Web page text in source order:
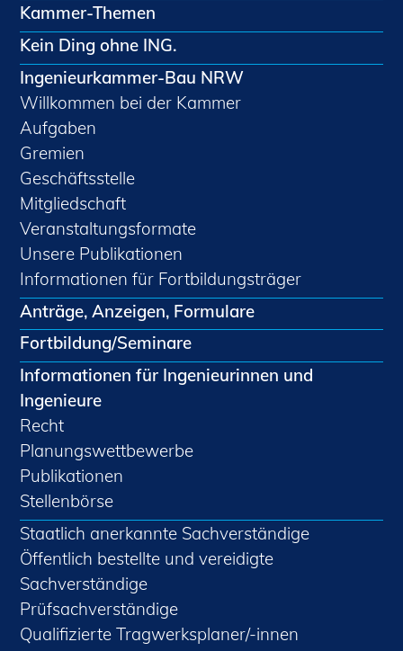
Kammer-Themen
Kein Ding ohne ING.
Ingenieurkammer-Bau NRW
Willkommen bei der Kammer
Aufgaben
Gremien
Geschäftsstelle
Mitgliedschaft
Veranstaltungsformate
Unsere Publikationen
Informationen für Fortbildungsträger
Anträge, Anzeigen, Formulare
Fortbildung/Seminare
Informationen für Ingenieurinnen und
Ingenieure
Recht
Planungswettbewerbe
Publikationen
Stellenbörse
Staatlich anerkannte Sachverständige
Öffentlich bestellte und vereidigte
Sachverständige
Prüfsachverständige
Qualifizierte Tragwerksplaner/-innen